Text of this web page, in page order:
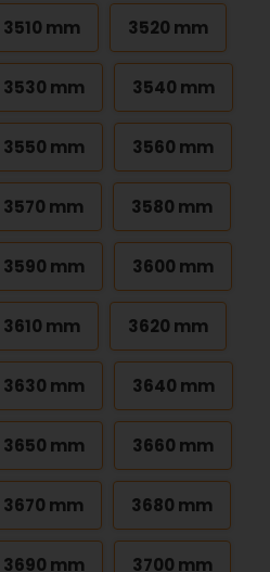
3510 mm 3520 mm
3530 mm 3540 mm
3550 mm 3560 mm
3570 mm 3580 mm
3590 mm 3600 mm
3610 mm 3620 mm
3630 mm 3640 mm
3650 mm 3660 mm
3670 mm 3680 mm
3690 mm 3700 mm